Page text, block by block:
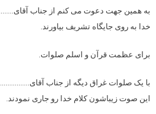
به همین جهت دعوت می کنم از جناب
خدا به روی جایگاه تشریف بیاورند.
برای عظمت قرآن و اسلم صلوات.
با یک صلوات غراق دیگه از جناب
این صوت زیباشون کلام خدا رو جاری نمودند.